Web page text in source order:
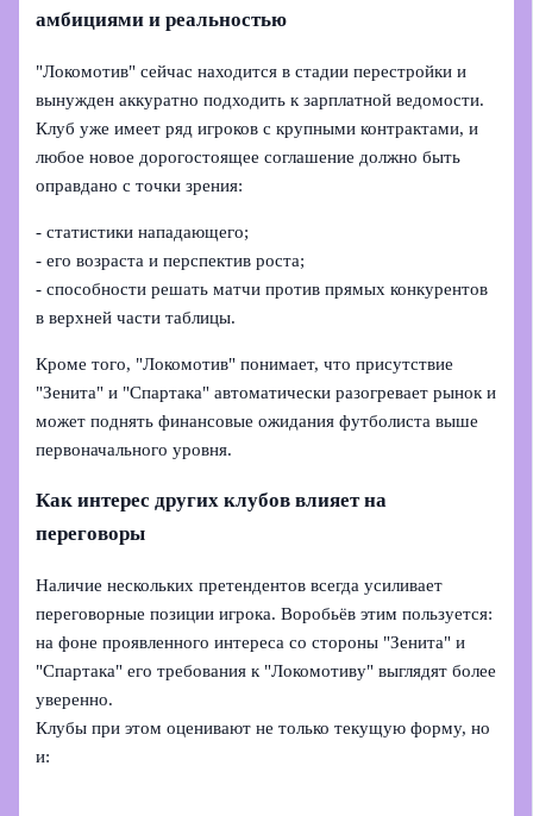
амбициями и реальностью
"Локомотив" сейчас находится в стадии перестройки и
вынужден аккуратно подходить к зарплатной ведомости.
Клуб уже имеет ряд игроков с крупными контрактами, и
любое новое дорогостоящее соглашение должно быть
оправдано с точки зрения:
- статистики нападающего;
- его возраста и перспектив роста;
- способности решать матчи против прямых конкурентов
в верхней части таблицы.
Кроме того, "Локомотив" понимает, что присутствие
"Зенита" и "Спартака" автоматически разогревает рынок и
может поднять финансовые ожидания футболиста выше
первоначального уровня.
Как интерес других клубов влияет на
переговоры
Наличие нескольких претендентов всегда усиливает
переговорные позиции игрока. Воробьёв этим пользуется:
на фоне проявленного интереса со стороны "Зенита" и
"Спартака" его требования к "Локомотиву" выглядят более
уверенно.
Клубы при этом оценивают не только текущую форму, но
и: